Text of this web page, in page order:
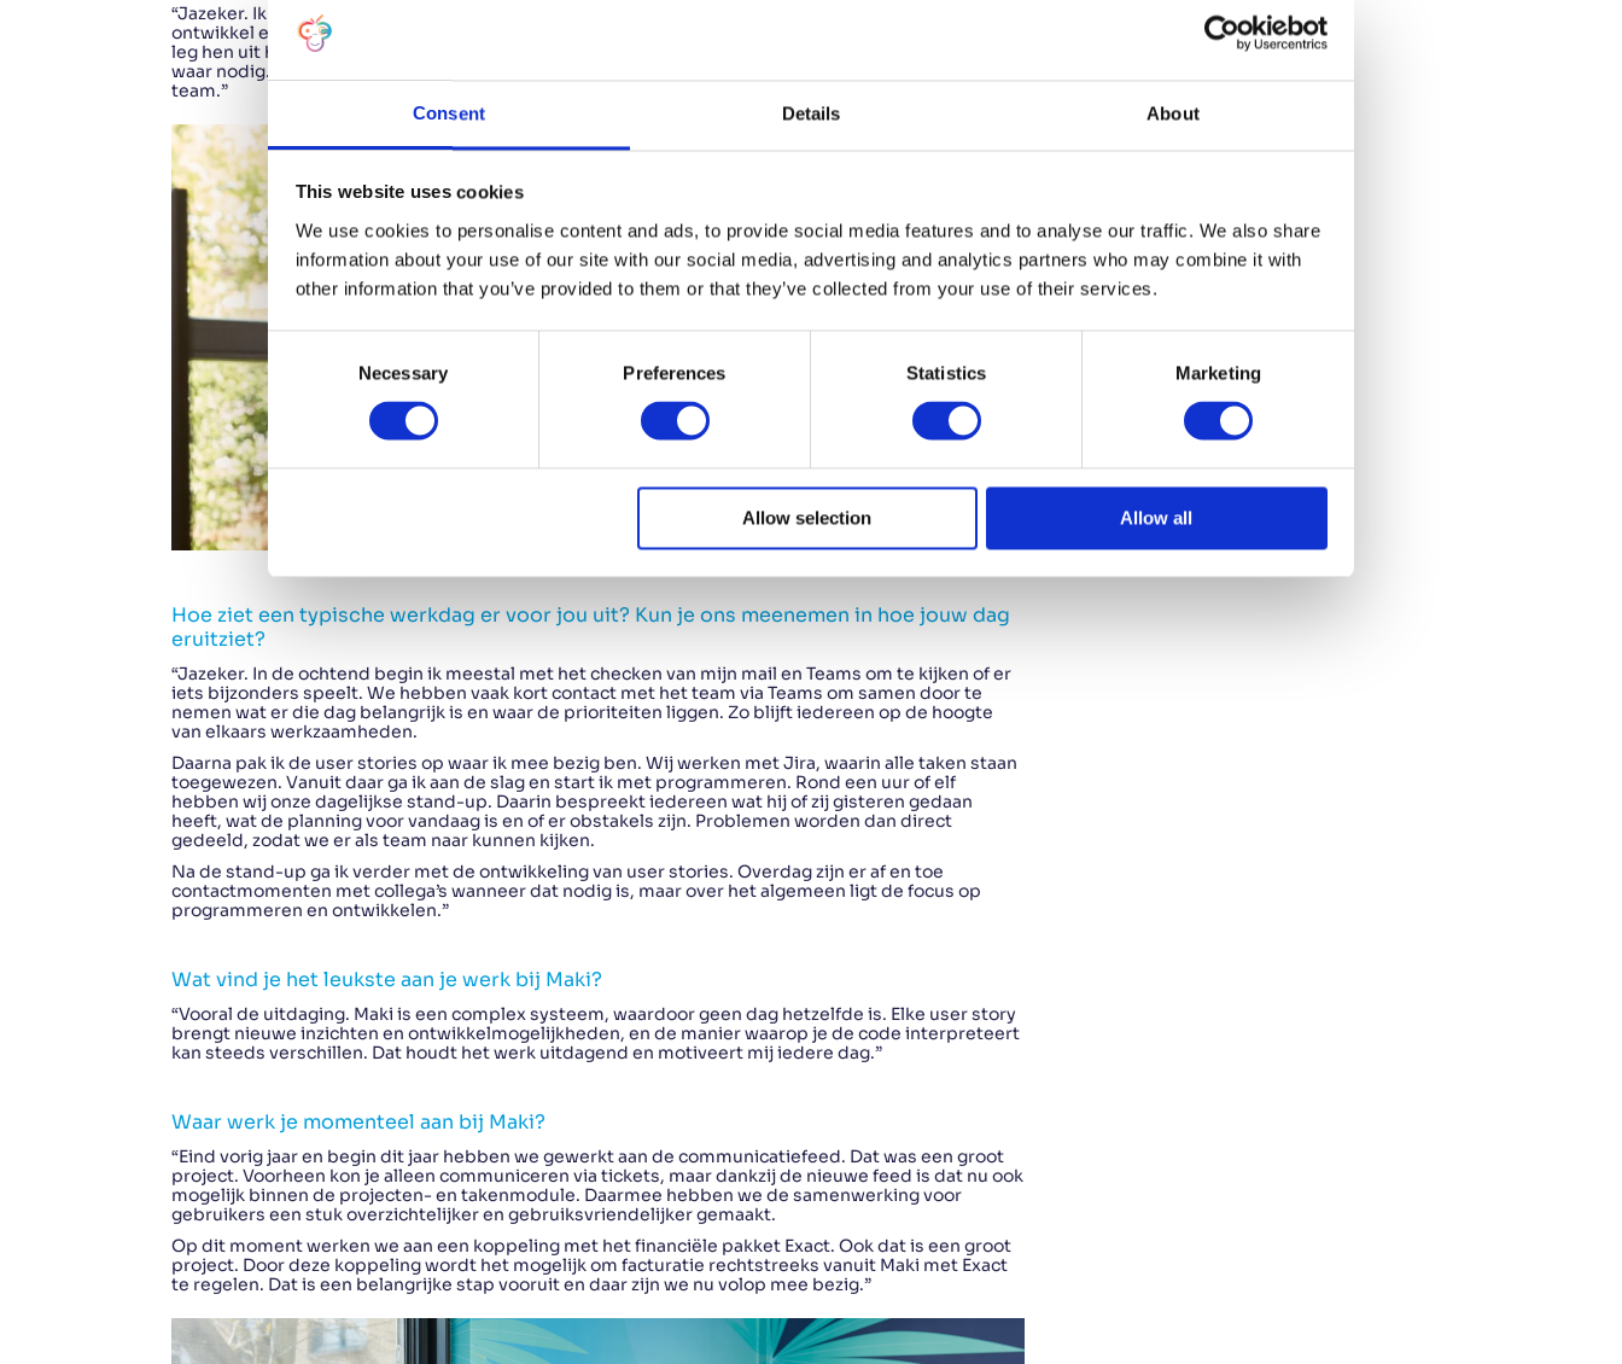
Consent Details About
This website uses cookies
We use cookies to personalise content and ads, to provide social media features and to analyse our traffic. We also share
information about your use of our site with our social media, advertising and analytics partners who may combine it with
other information that you’ve provided to them or that they’ve collected from your use of their services.
o
n
s
e
n
t
S
e
t
i
n
Necessary Preferences Statistics Marketing
Allow selection Allow all
“Jazeker. Ik ben lead developer bij Maki. Dat betekent dat ik samen met het team nieuwe features
ontwikkel en ook meewerk aan het onderhoud van het platform. Daarnaast begeleid ik stagiairs. Ik
leg hen uit hoe wij bij Maki te werk gaan, hoe de frontend en backend zijn opgebouwd en help hen
waar nodig. Het is mooi om kennis door te geven en iemand echt wegwijs te maken binnen ons
team.”
Hoe ziet een typische werkdag er voor jou uit? Kun je ons meenemen in hoe jouw dag
eruitziet?
“Jazeker. In de ochtend begin ik meestal met het checken van mijn mail en Teams om te kijken of er
iets bijzonders speelt. We hebben vaak kort contact met het team via Teams om samen door te
nemen wat er die dag belangrijk is en waar de prioriteiten liggen. Zo blijft iedereen op de hoogte
van elkaars werkzaamheden.
Daarna pak ik de user stories op waar ik mee bezig ben. Wij werken met Jira, waarin alle taken staan
toegewezen. Vanuit daar ga ik aan de slag en start ik met programmeren. Rond een uur of elf
hebben wij onze dagelijkse stand-up. Daarin bespreekt iedereen wat hij of zij gisteren gedaan
heeft, wat de planning voor vandaag is en of er obstakels zijn. Problemen worden dan direct
gedeeld, zodat we er als team naar kunnen kijken.
Na de stand-up ga ik verder met de ontwikkeling van user stories. Overdag zijn er af en toe
contactmomenten met collega’s wanneer dat nodig is, maar over het algemeen ligt de focus op
programmeren en ontwikkelen.”
Wat vind je het leukste aan je werk bij Maki?
“Vooral de uitdaging. Maki is een complex systeem, waardoor geen dag hetzelfde is. Elke user story
brengt nieuwe inzichten en ontwikkelmogelijkheden, en de manier waarop je de code interpreteert
kan steeds verschillen. Dat houdt het werk uitdagend en motiveert mij iedere dag.”
Waar werk je momenteel aan bij Maki?
“Eind vorig jaar en begin dit jaar hebben we gewerkt aan de communicatiefeed. Dat was een groot
project. Voorheen kon je alleen communiceren via tickets, maar dankzij de nieuwe feed is dat nu ook
mogelijk binnen de projecten- en takenmodule. Daarmee hebben we de samenwerking voor
gebruikers een stuk overzichtelijker en gebruiksvriendelijker gemaakt.
Op dit moment werken we aan een koppeling met het financiële pakket Exact. Ook dat is een groot
project. Door deze koppeling wordt het mogelijk om facturatie rechtstreeks vanuit Maki met Exact
te regelen. Dat is een belangrijke stap vooruit en daar zijn we nu volop mee bezig.”